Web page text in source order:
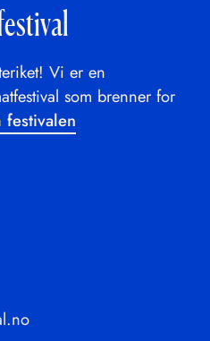
Vi er en
som brenner for
festivalen